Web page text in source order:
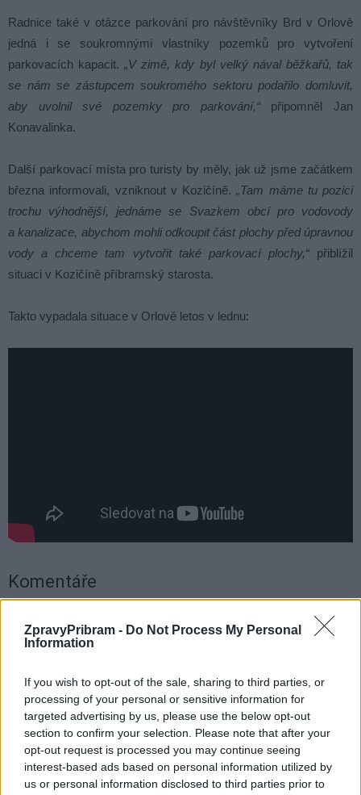
ZpravyPribram - Do Not Process My Personal
Information
If you wish to opt-out of the sale, sharing to third parties, or
processing of your personal or sensitive information for
targeted advertising by us, please use the below opt-out
section to confirm your selection. Please note that after your
opt-out request is processed you may continue seeing
interest-based ads based on personal information utilized by
us or personal information disclosed to third parties prior to
Radnice také v otázce parkování pro návštěvníky Brd v Orlově
jedná i se soukromnými vlastníky pozemků pro vytvoření
parkovacích kapacit.„V zimě, kdy byl velký nával běžkařů, tak
se nám se zástupcem soukromého sektoru podařilo domluvit,
aby uvolnil své pozemky pro parkování,“připomněl Jan
Konavalinka.
Další parkovací místa pro turisty by měly, jak už jsme začátkem
března informovali, vzniknout v Kozičíně.„Tam máme tu pozici
trochu výhodnější, jednáme se Svazkem obcí pro vodovody
a kanalizace, abychom mohli odkoupit část plochy před úpravnou
vody a chceme tam vytvořit také parkovací plochy,“přiblížil
situaci v Kozičíně příbramský starosta.
Takto vypadala situace v Orlově letos v lednu:
Komentáře
TAGY Brdy